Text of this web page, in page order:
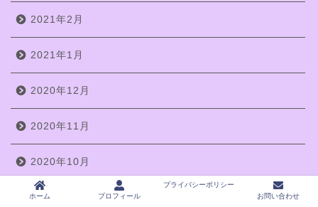
2021年2月
2021年1月
2020年12月
2020年11月
2020年10月
2020年9月
ホーム プロフィール
プライバシーポリシー
お問い合わせ